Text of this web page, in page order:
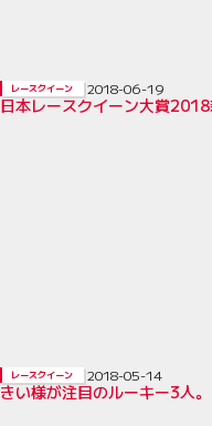
日本レースクイーン大賞
レースクイーン 2018-06-19
きい様が注目のルーキー3人
レースクイーン 2018-05-14